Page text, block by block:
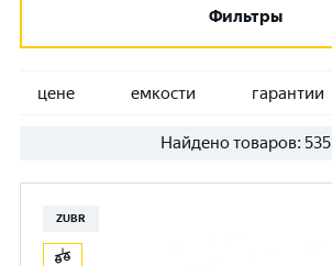
Фильтры
цене емкости гарантии
Найдено товаров: 535
ZUBR